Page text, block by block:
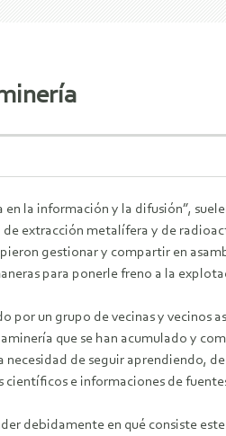
en la información y la difusión”,
de extracción metalífera y de
gestionar y compartir en
para ponerle freno a la
por un grupo de vecinas y vecinos
que se han acumulado y
necesidad de seguir aprendiendo,
e informaciones de
debidamente en qué consiste